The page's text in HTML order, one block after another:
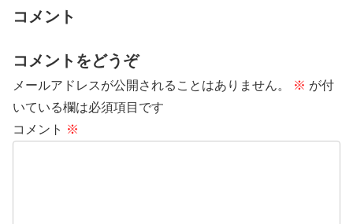
コメント
コメントをどうぞ
メールアドレスが公開されることはありません。 ※ が付
いている欄は必須項目です
コメント ※